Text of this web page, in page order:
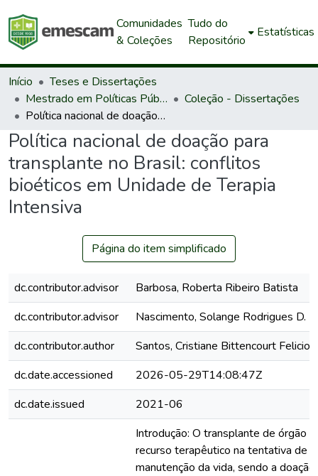
Comunidades
& Coleções
Tudo do
Repositório
Estatísticas
Início
Teses e Dissertações
Mestrado em Políticas Públicas e Desenvolvimento Local
Coleção - Dissertações
Política nacional de doação para transplante no Brasil: conflitos bioéticos em Unidade de Terapia Intensiva
Política nacional de doação para
transplante no Brasil: conflitos
bioéticos em Unidade de Terapia
Intensiva
Página do item simplificado
dc.contributor.advisor
Barbosa, Roberta Ribeiro Batista
dc.contributor.advisor
Nascimento, Solange Rodrigues D.
dc.contributor.author
Santos, Cristiane Bittencourt Felicio
dc.date.accessioned
2026-05-29T14:08:47Z
dc.date.issued
2021-06
Introdução: O transplante de órgão
recurso terapêutico na tentativa de
manutenção da vida, sendo a